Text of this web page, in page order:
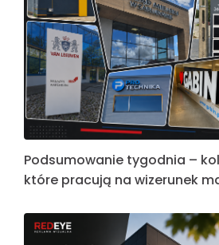
Podsumowanie tygodnia –
które pracują na wizerunek